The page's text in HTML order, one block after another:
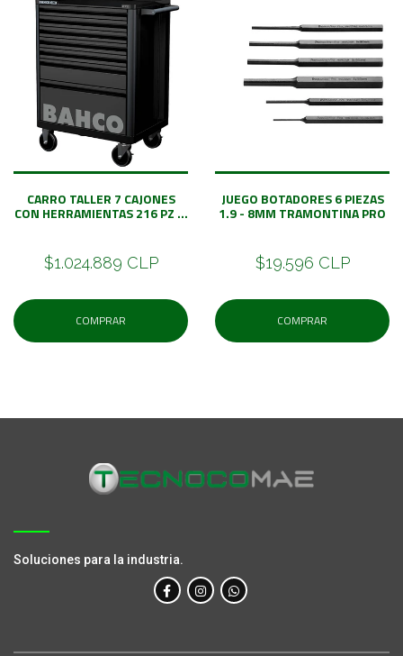
CARRO TALLER 7 CAJONES
CON HERRAMIENTAS 216 PZ ...
$1.024.889 CLP
COMPRAR
JUEGO BOTADORES 6 PIEZAS
1.9 - 8MM TRAMONTINA PRO
$19.596 CLP
COMPRAR
Soluciones para la industria.